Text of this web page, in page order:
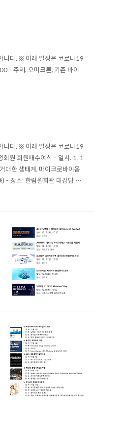
니다. ※ 아래 일정은 코로나19
- 주제: 오미크론, 기존 바이
니다. ※ 아래 일정은 코로나19
회원 회원패수여식 - 일시: 1. 1
한 생태계, 마이크로바이옴
- 장소: 한림원회관 대강당 ※